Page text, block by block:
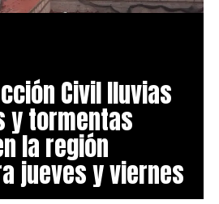
Civil lluvias
y tormentas
la región
jueves y viernes